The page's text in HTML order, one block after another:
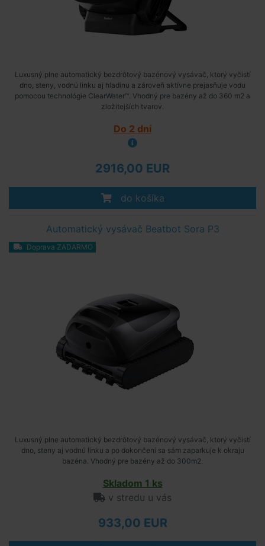
Luxusný plne automatický bezdrôtový bazénový vysávač, ktorý vyčistí
dno, steny, vodnú linku aj hladinu a zároveň aktívne prejasňuje vodu
pomocou technológie ClearWater™. Vhodný pre bazény až do 360 m2 a
zložitejších tvarov.
Do 2 dní
2916,00 EUR
do košíka
Automatický vysávač Beatbot Sora P3
Doprava ZADARMO
Luxusný plne automatický bezdrôtový bazénový vysávač, ktorý vyčistí
dno, steny aj vodnú linku a po dokončení sa sám zaparkuje k okraju
bazéna. Vhodný pre bazény až do 300m2.
Skladom 1 ks
v stredu u vás
933,00 EUR